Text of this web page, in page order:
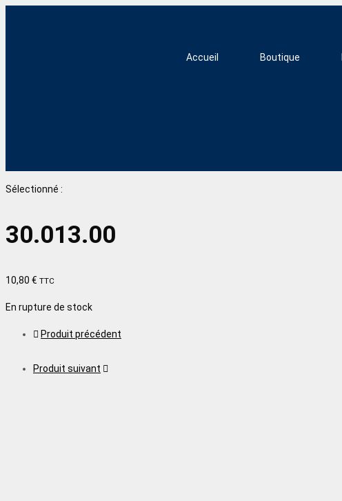
Accueil Boutique
Sélectionné :
30.013.00
10,80 € TTC
En rupture de stock
Produit précédent
Produit suivant